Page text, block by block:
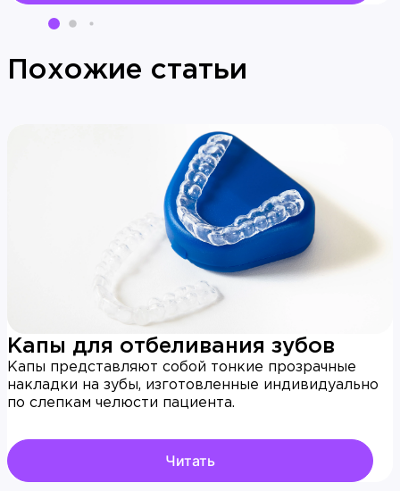
Похожие статьи
Капы для отбеливания зубов
Капы представляют собой тонкие прозрачные
накладки на зубы, изготовленные индивидуально
по слепкам челюсти пациента.
Читать